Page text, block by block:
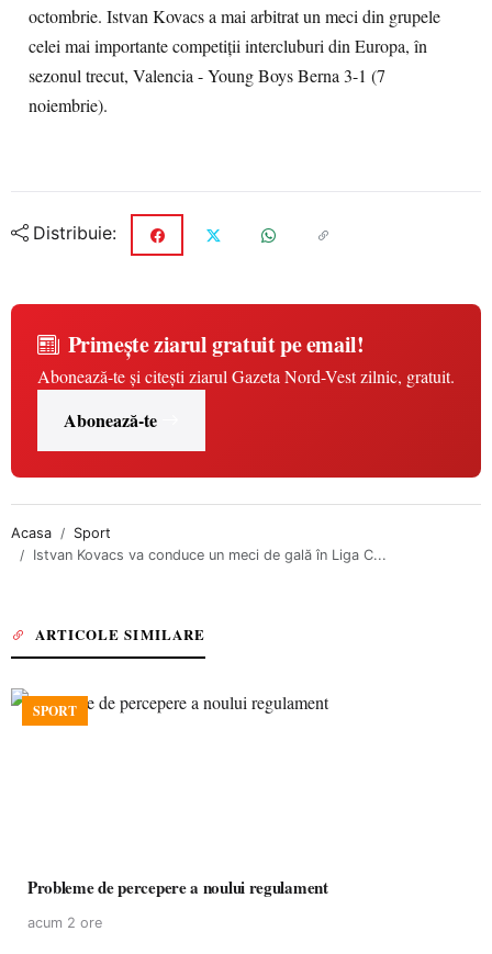
octombrie. Istvan Kovacs a mai arbitrat un meci din grupele
celei mai importante competiţii intercluburi din Europa, în
sezonul trecut, Valencia - Young Boys Berna 3-1 (7
noiembrie).
Distribuie:
Primește ziarul gratuit pe email!
Abonează-te și citești ziarul Gazeta Nord-Vest zilnic, gratuit.
Abonează-te
Acasa
Sport
Istvan Kovacs va conduce un meci de gală în Liga C...
ARTICOLE SIMILARE
SPORT
Probleme de percepere a noului regulament
acum 2 ore